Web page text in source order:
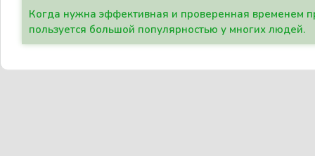
Когда нужна эффективная и проверенная временем
пользуется большой популярностью у многих людей.